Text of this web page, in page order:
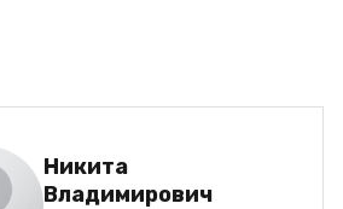
Никита
Владимирович